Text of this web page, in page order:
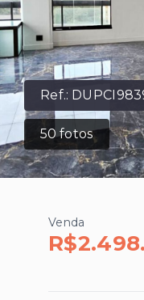
Ref.:
50fotos
Venda